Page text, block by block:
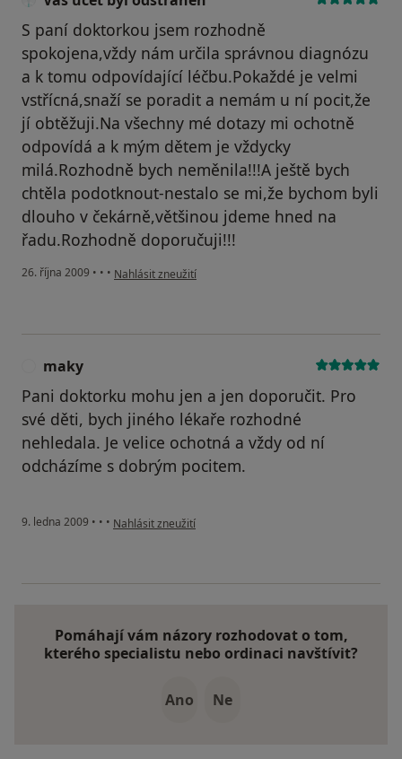
S paní doktorkou jsem rozhodně
spokojena,vždy nám určila správnou diagnózu
a k tomu odpovídající léčbu.Pokaždé je velmi
vstřícná,snaží se poradit a nemám u ní pocit,že
jí obtěžuji.Na všechny mé dotazy mi ochotně
odpovídá a k mým dětem je vždycky
milá.Rozhodně bych neměnila!!!A ještě bych
chtěla podotknout-nestalo se mi,že bychom byli
dlouho v čekárně,většinou jdeme hned na
řadu.Rozhodně doporučuji!!!
26. října 2009 • • • podle názoru uživatele Váš účet byl odstraněn
Nahlásit zneužití
maky
Pani doktorku mohu jen a jen doporučit. Pro
své děti, bych jiného lékaře rozhodné
nehledala. Je velice ochotná a vždy od ní
odcházíme s dobrým pocitem.
9. ledna 2009 • • • podle názoru uživatele maky
Nahlásit zneužití
Pomáhají vám názory rozhodovat o tom,
kterého specialistu nebo ordinaci navštívit?
Ano Ne